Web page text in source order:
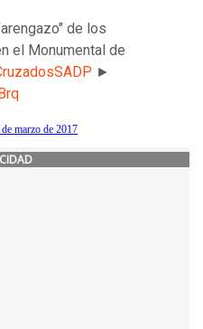
de los
el Monumental de
►
marzo de 2017